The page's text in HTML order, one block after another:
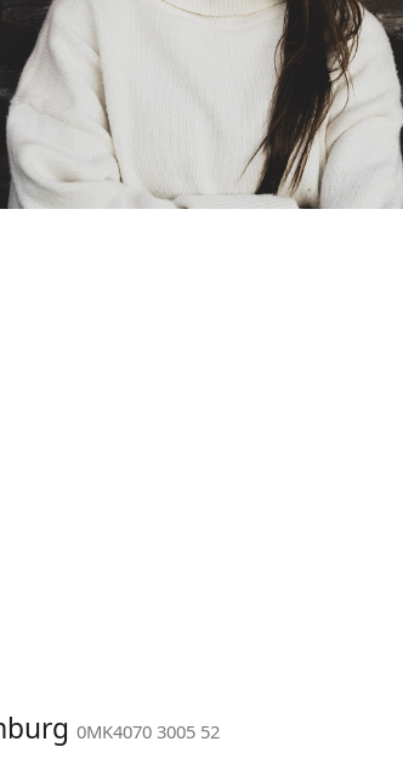
0MK4070 3005 52